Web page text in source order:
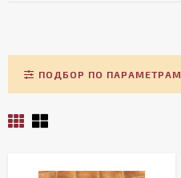
ПОДБОР ПО ПАРАМЕТРАМ